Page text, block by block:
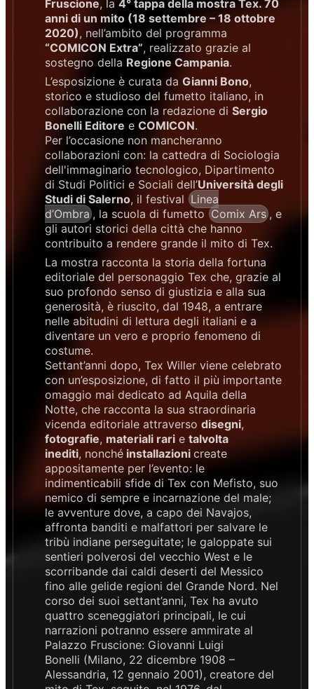
Fruscione, la 4° tappa della mostra Tex. 70
anni di un mito (18 settembre – 18 ottobre
2020), nell’ambito del programma
“COMICON Extra”, realizzato grazie al
sostegno della Regione Campania.
L’esposizione è curata da Gianni Bono,
storico e studioso del fumetto italiano, in
collaborazione con la redazione di Sergio
Bonelli Editore e COMICON.
Per l’occasione non mancheranno
collaborazioni con: la cattedra di Sociologia
dell'immaginario tecnologico, Dipartimento
di Studi Politici e Sociali dell’Università degli
Studi di Salerno, il festival Linea
d’Ombra , la scuola di fumetto Comix Ars , e
gli autori storici della città che hanno
contribuito a rendere grande il mito di Tex.
La mostra racconta la storia della fortuna
editoriale del personaggio Tex che, grazie al
suo profondo senso di giustizia e alla sua
generosità, è riuscito, dal 1948, a entrare
nelle abitudini di lettura degli italiani e a
diventare un vero e proprio fenomeno di
costume.
Settant’anni dopo, Tex Willer viene celebrato
con un’esposizione, di fatto il più importante
omaggio mai dedicato ad Aquila della
Notte, che racconta la sua straordinaria
vicenda editoriale attraverso disegni,
fotografie, materiali rari e talvolta
inediti, nonché installazioni create
appositamente per l’evento: le
indimenticabili sfide di Tex con Mefisto, suo
nemico di sempre e incarnazione del male;
le avventure dove, a capo dei Navajos,
affronta banditi e malfattori per salvare le
tribù indiane perseguitate; le galoppate sui
sentieri polverosi del vecchio West e le
scorribande dai caldi deserti del Messico
fino alle gelide regioni del Grande Nord. Nel
corso dei suoi settant’anni, Tex ha avuto
quattro sceneggiatori principali, le cui
narrazioni potranno essere ammirate al
Palazzo Fruscione: Giovanni Luigi
Bonelli (Milano, 22 dicembre 1908 –
Alessandria, 12 gennaio 2001), creatore del